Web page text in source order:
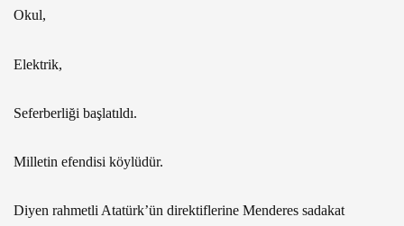
Okul,
Elektrik,
Seferberliği başlatıldı.
Milletin efendisi köylüdür.
Diyen rahmetli Atatürk’ün direktiflerine Menderes sadakat